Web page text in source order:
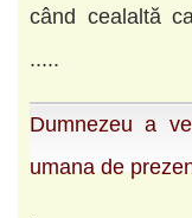
când cealaltă
.....
Dumnezeu a
umana de